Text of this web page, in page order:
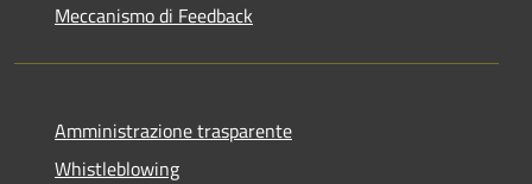
Meccanismo di Feedback
Amministrazione trasparente
Whistleblowing